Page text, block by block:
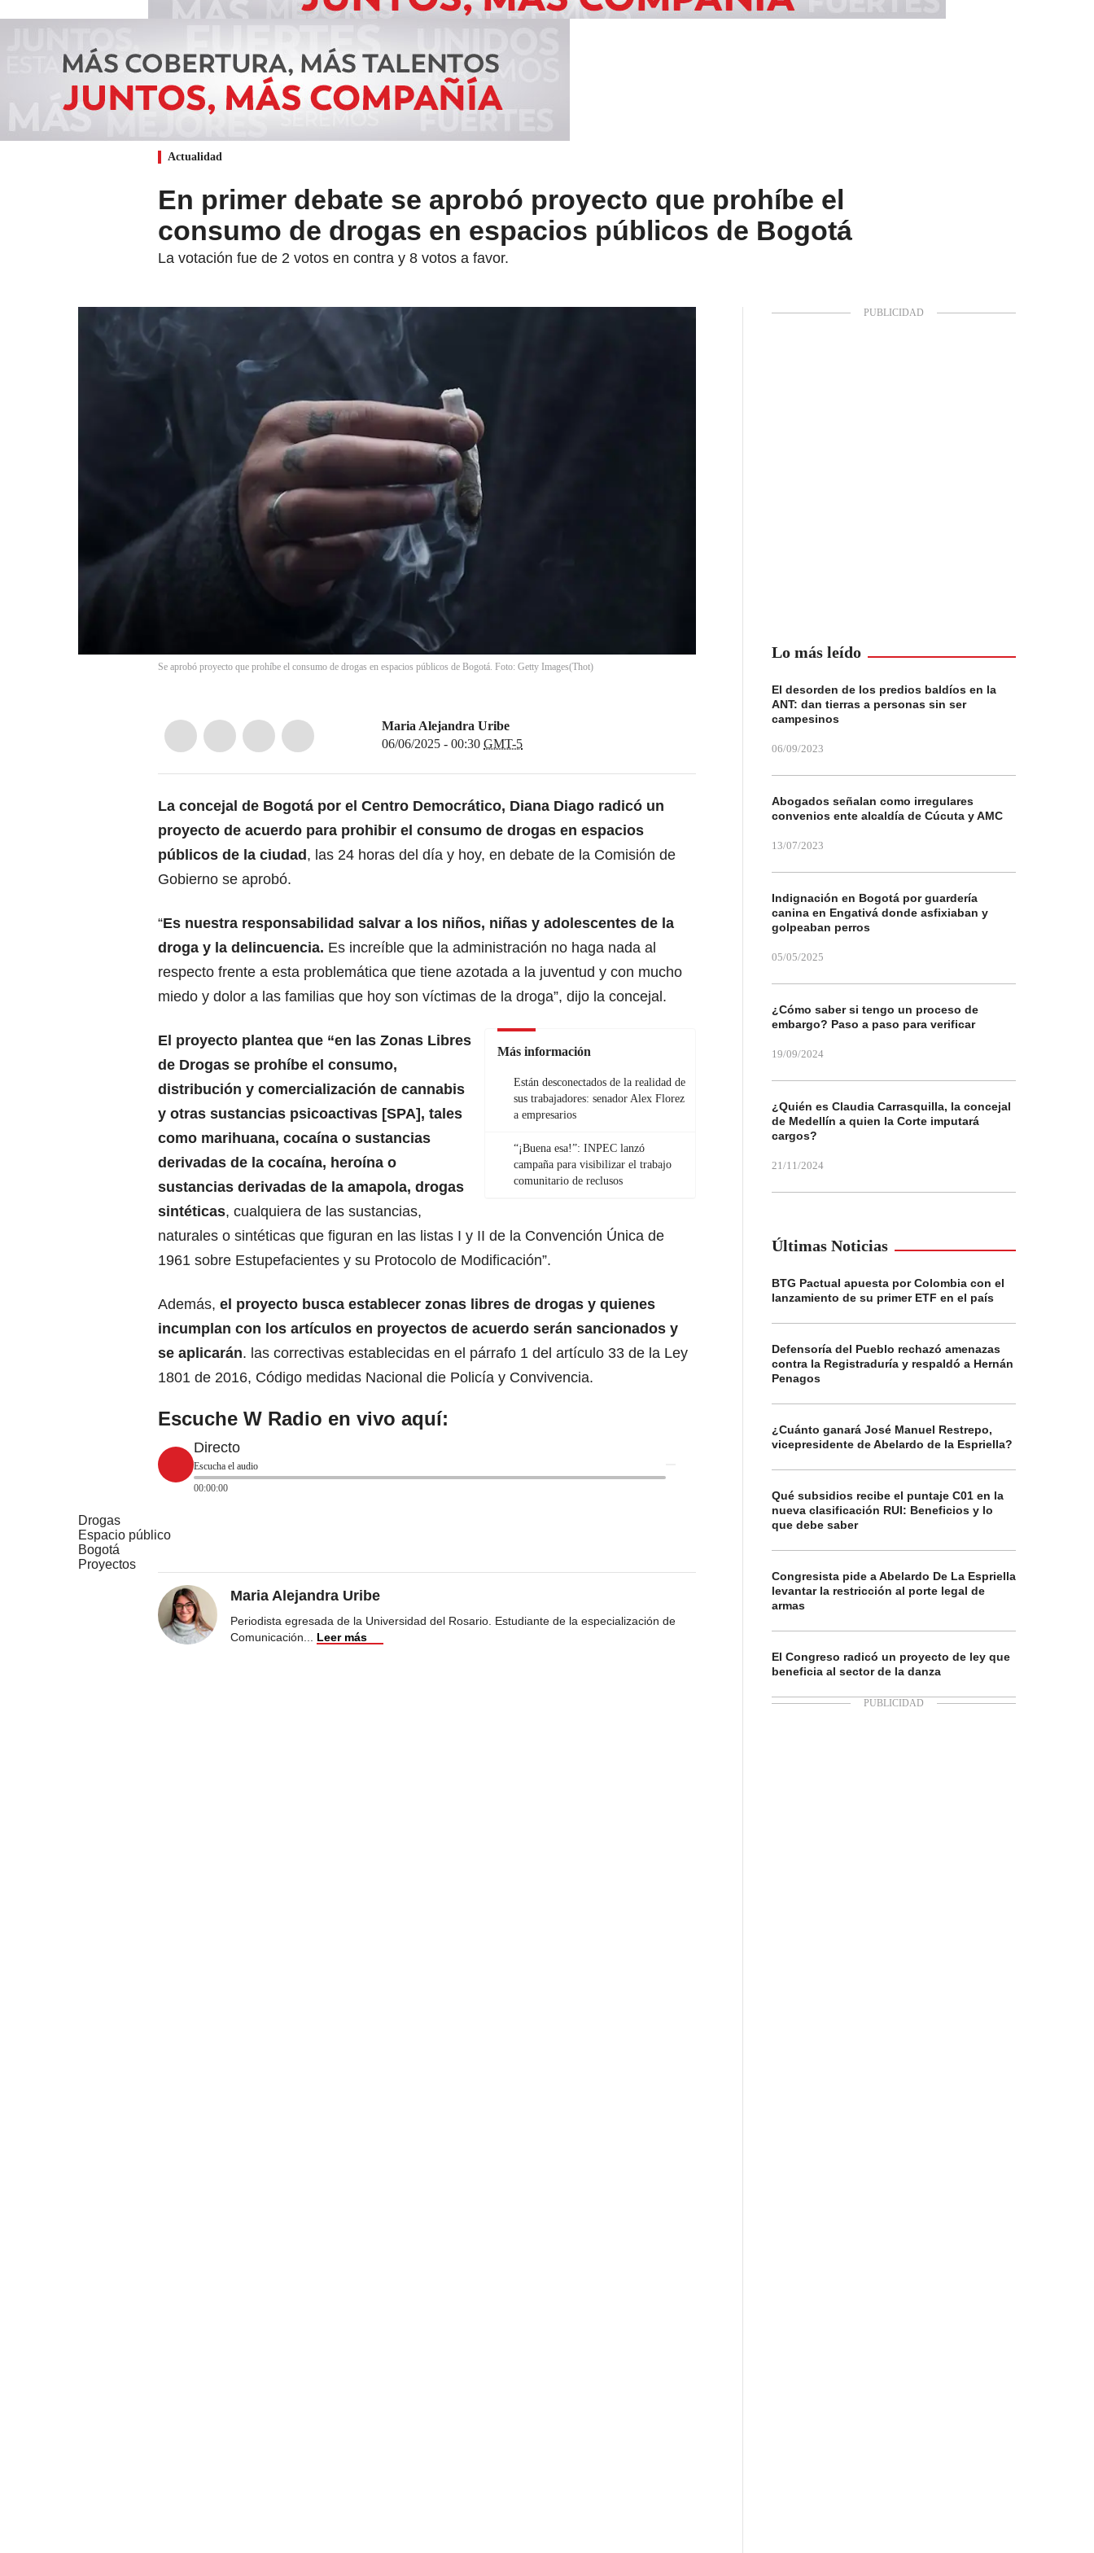
Actualidad
En primer debate se aprobó proyecto que prohíbe el
consumo de drogas en espacios públicos de Bogotá
La votación fue de 2 votos en contra y 8 votos a favor.
Se aprobó proyecto que prohíbe el consumo de drogas en espacios públicos de Bogotá. Foto: Getty Images(Thot)
Maria Alejandra Uribe
06/06/2025 - 00:30 GMT-5
La concejal de Bogotá por el Centro Democrático, Diana Diago radicó un
proyecto de acuerdo para prohibir el consumo de drogas en espacios
públicos de la ciudad, las 24 horas del día y hoy, en debate de la Comisión de
Gobierno se aprobó.
“Es nuestra responsabilidad salvar a los niños, niñas y adolescentes de la
droga y la delincuencia. Es increíble que la administración no haga nada al
respecto frente a esta problemática que tiene azotada a la juventud y con mucho
miedo y dolor a las familias que hoy son víctimas de la droga”, dijo la concejal.
Más información
Están desconectados de la realidad de
sus trabajadores: senador Alex Florez
a empresarios
“¡Buena esa!”: INPEC lanzó
campaña para visibilizar el trabajo
comunitario de reclusos
El proyecto plantea que “en las Zonas Libres
de Drogas se prohíbe el consumo,
distribución y comercialización de cannabis
y otras sustancias psicoactivas [SPA], tales
como marihuana, cocaína o sustancias
derivadas de la cocaína, heroína o
sustancias derivadas de la amapola, drogas
sintéticas, cualquiera de las sustancias,
naturales o sintéticas que figuran en las listas I y II de la Convención Única de
1961 sobre Estupefacientes y su Protocolo de Modificación”.
Además, el proyecto busca establecer zonas libres de drogas y quienes
incumplan con los artículos en proyectos de acuerdo serán sancionados y
se aplicarán. las correctivas establecidas en el párrafo 1 del artículo 33 de la Ley
1801 de 2016, Código medidas Nacional die Policía y Convivencia.
Escuche W Radio en vivo aquí:
Directo
Escucha el audio
00:00:00
Drogas
Espacio público
Bogotá
Proyectos
Maria Alejandra Uribe
Periodista egresada de la Universidad del Rosario. Estudiante de la especialización de
Comunicación
Leer más
Lo más leído
El desorden de los predios baldíos en la
ANT: dan tierras a personas sin ser
campesinos
06/09/2023
Abogados señalan como irregulares
convenios ente alcaldía de Cúcuta y AMC
13/07/2023
Indignación en Bogotá por guardería
canina en Engativá donde asfixiaban y
golpeaban perros
05/05/2025
¿Cómo saber si tengo un proceso de
embargo? Paso a paso para verificar
19/09/2024
¿Quién es Claudia Carrasquilla, la concejal
de Medellín a quien la Corte imputará
cargos?
21/11/2024
Últimas Noticias
BTG Pactual apuesta por Colombia con el
lanzamiento de su primer ETF en el país
Defensoría del Pueblo rechazó amenazas
contra la Registraduría y respaldó a Hernán
Penagos
¿Cuánto ganará José Manuel Restrepo,
vicepresidente de Abelardo de la Espriella?
Qué subsidios recibe el puntaje C01 en la
nueva clasificación RUI: Beneficios y lo
que debe saber
Congresista pide a Abelardo De La Espriella
levantar la restricción al porte legal de
armas
El Congreso radicó un proyecto de ley que
beneficia al sector de la danza